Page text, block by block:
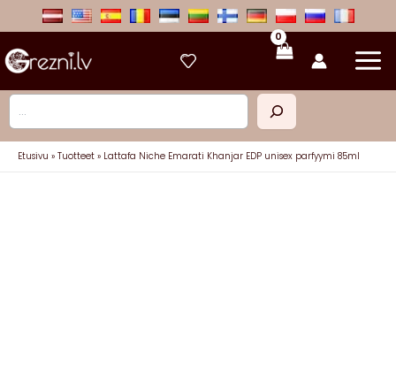
sisältöön
Etsi
Etusivu Tuotteet Lattafa Niche Emarati Khanjar EDP unisex parfyymi 85ml